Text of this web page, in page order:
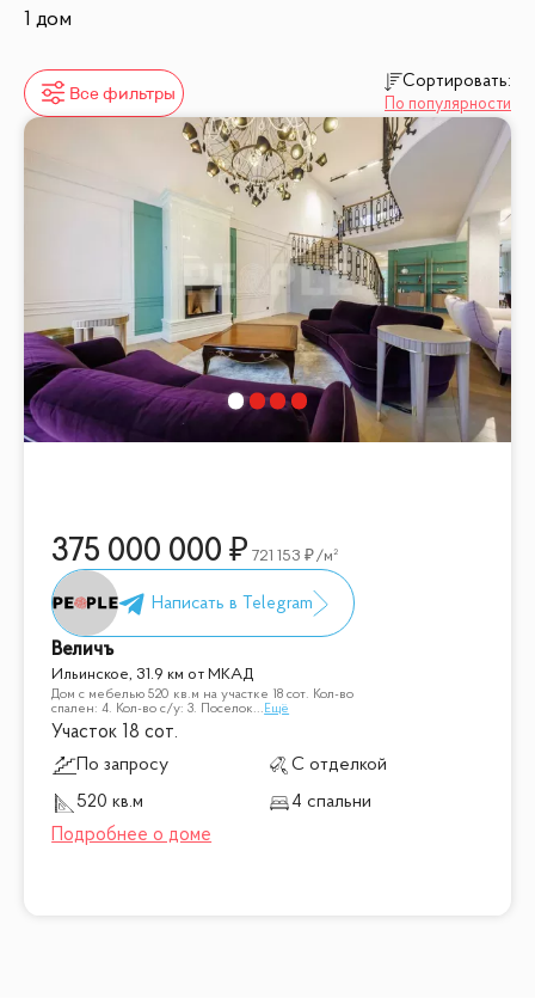
1 дом
Все фильтры
Сортировать:
По популярности
375 000 000 721 153 /м²
Величъ
Ильинское, 31.9 км от МКАД
Дом с мебелью 520 кв.м на участке 18 cот. Кол-во
спален: 4. Кол-во с/у: 3. Поселок... Ещё
Участок 18 сот.
По запросу
С отделкой
520 кв.м
4 спальни